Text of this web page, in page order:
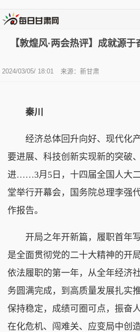
【敦煌风·两会热评】成就源于
2024/03/05/ 18:01 来源：新甘肃
秦川
经济总体回升向好、现代化产
要进展、科技创新实现新的突破
进……3月5日，十四届全国人大
堂举行开幕会，国务院总理李强
作报告。
开局之年开新篇，履职首年写
是全面贯彻党的二十大精神的开
依法履职的第一年，从全年经济
务圆满完成，到高质量发展扎实
保持稳定，成绩可圈可点，振奋
在化危机、闯难关、应变局中创